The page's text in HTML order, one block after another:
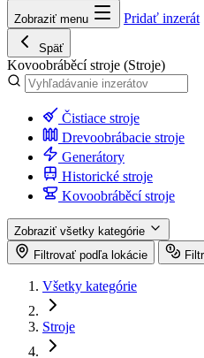
Zobraziť menu Pridať inzerát
Späť
Kovoobráběcí stroje (Stroje)
Čistiace stroje
Drevoobrábacie stroje
Generátory
Historické stroje
Kovoobráběcí stroje
Zobraziť všetky kategórie
Filtrovať podľa lokácie
Všetky kategórie
Stroje